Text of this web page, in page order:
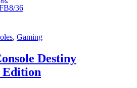
36
, Gaming
Destiny
Edition